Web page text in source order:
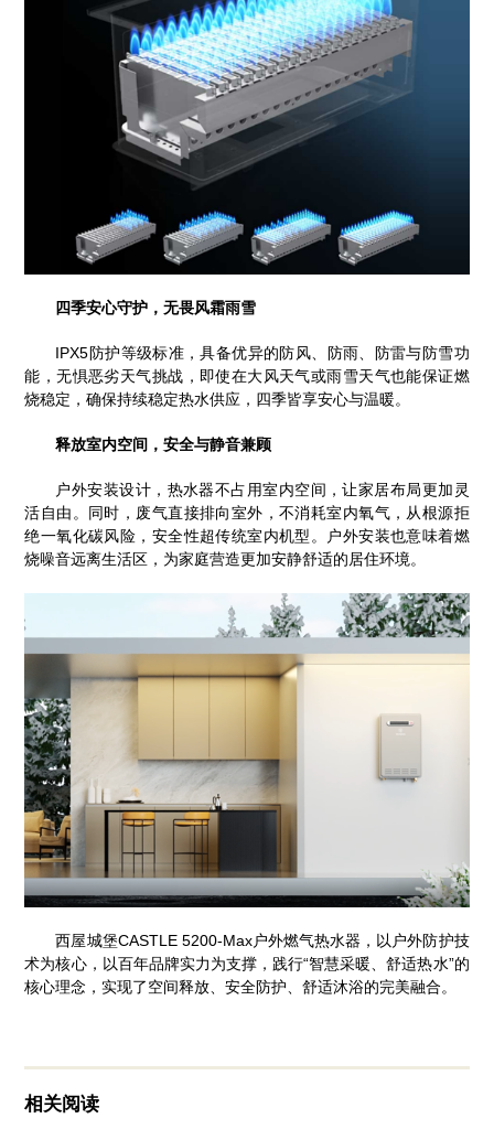
四季安心守护，无畏风霜雨雪
IPX5防护等级标准，具备优异的防风、防雨、防雷与防雪功
能，无惧恶劣天气挑战，即使在大风天气或雨雪天气也能保证燃
烧稳定，确保持续稳定热水供应，四季皆享安心与温暖。
释放室内空间，安全与静音兼顾
户外安装设计，热水器不占用室内空间，让家居布局更加灵
活自由。同时，废气直接排向室外，不消耗室内氧气，从根源拒
绝一氧化碳风险，安全性超传统室内机型。户外安装也意味着燃
烧噪音远离生活区，为家庭营造更加安静舒适的居住环境。
西屋城堡CASTLE 5200-Max户外燃气热水器，以户外防护技
术为核心，以百年品牌实力为支撑，践行“智慧采暖、舒适热水”的
核心理念，实现了空间释放、安全防护、舒适沐浴的完美融合。
相关阅读